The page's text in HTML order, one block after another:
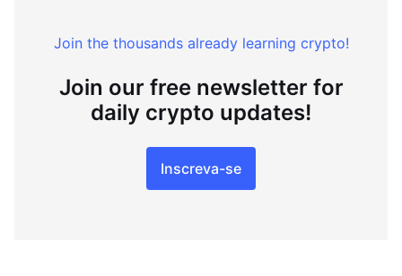
Join the thousands already learning crypto!
Join our free newsletter for
daily crypto updates!
Inscreva-se